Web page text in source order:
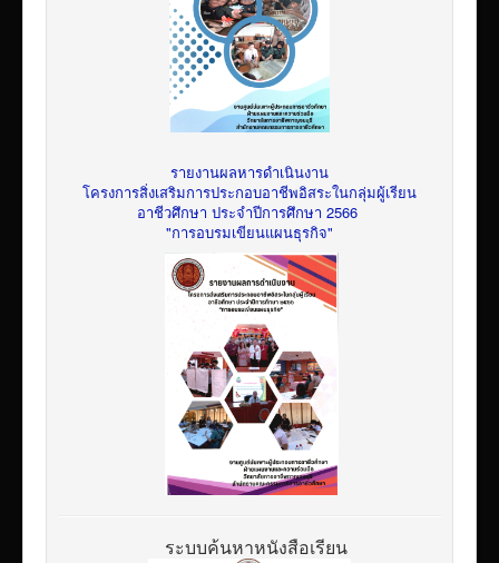
รายงานผลหารดำเนินงาน
โครงการสิ่งเสริมการประกอบอาชีพอิสระในกลุ่มผู้เรียน
อาชีวศึกษา ประจำปีการศึกษา 2566
"การอบรมเขียนแผนธุรกิจ"
ระบบค้นหาหนังสือเรียน